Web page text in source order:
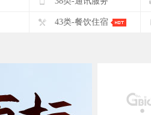
K 43类-餐饮住宿